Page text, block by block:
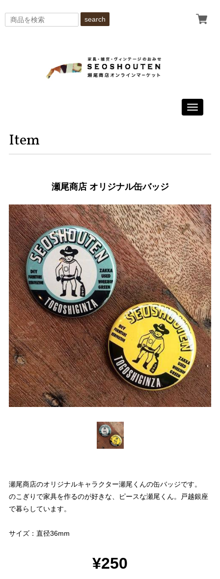
search
Toggle
Item
瀬尾商店 オリジナル缶バッジ
瀬尾商店のオリジナルキャラクター瀬尾くんの缶バッジです。
のこぎりで家具を作るのが好きな、ピースな瀬尾くん。戸越銀座
で暮らしています。
サイズ：直径36mm
¥250